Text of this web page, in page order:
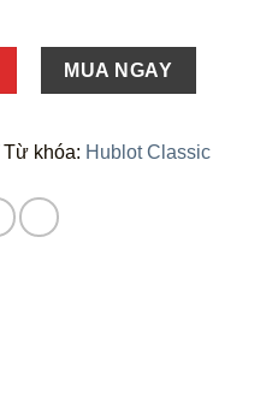
MUA NGAY
Từ khóa: Hublot Classic